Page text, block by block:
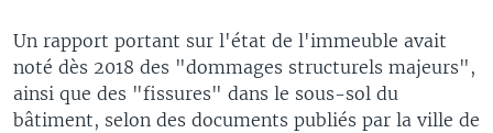
Un rapport portant sur l'état de l'immeuble avait
noté dès 2018 des "dommages structurels majeurs",
ainsi que des "fissures" dans le sous-sol du
bâtiment, selon des documents publiés par la ville de